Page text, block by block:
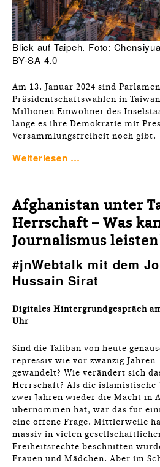
Blick auf Taipeh. Foto:
BY-SA 4.0
Am 13. Januar 2024 sind
Präsidentschaftswahlen in
Millionen Einwohner des
lange es ihre Demokratie mit
Versammlungsfreiheit noch gibt.
Weiterlesen …
Afghanistan unter
Herrschaft – Was
Journalismus
#jnWebtalk mit dem
Hussain Sirat
Digitales Hintergrundgespräch
Uhr
Sind die Taliban von heute
repressiv wie vor zwanzig Jahren
gewandelt? Wie verändert sich
Herrschaft? Als die
zwei Jahren wieder die Macht in
übernommen hat, war das für
eine offene Frage. Mittlerweile
massiv in vielen
Freiheitsrechte beschnitten
Frauen und Mädchen. Aber im